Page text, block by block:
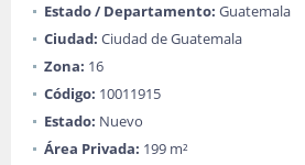
Estado / Departamento: Guatemala
Ciudad: Ciudad de Guatemala
Zona: 16
Código: 10011915
Estado: Nuevo
Área Privada: 199 m²